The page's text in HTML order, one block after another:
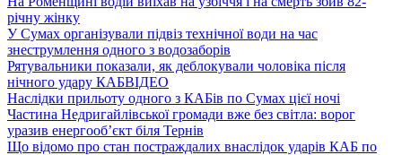
річну жінку
У Сумах організували підвіз технічної води на час
знеструмлення одного з водозаборів
Рятувальники показали, як деблокували чоловіка після
нічного удару КАБВІДЕО
Наслідки прильоту одного з КАБів по Сумах цієї ночі
Частина Недригайлівської громади вже без світла: ворог
уразив енергооб’єкт біля Тернів
Що відомо про стан постраждалих внаслідок ударів КАБ по